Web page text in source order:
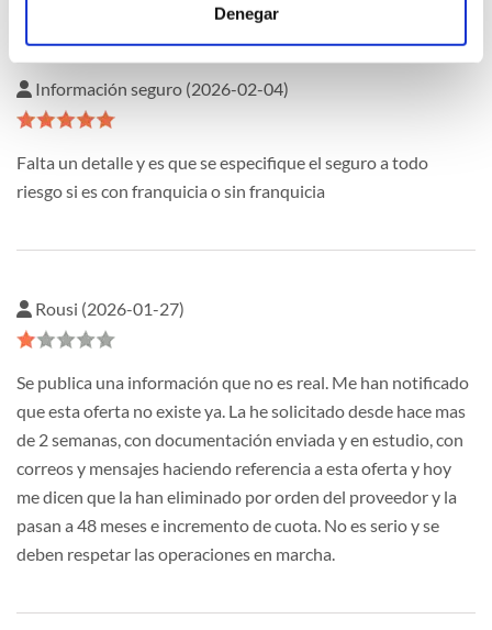
Denegar
Información seguro (2026-02-04)
Falta un detalle y es que se especifique el seguro a todo
riesgo si es con franquicia o sin franquicia
Rousi (2026-01-27)
Se publica una información que no es real. Me han notificado
que esta oferta no existe ya. La he solicitado desde hace mas
de 2 semanas, con documentación enviada y en estudio, con
correos y mensajes haciendo referencia a esta oferta y hoy
me dicen que la han eliminado por orden del proveedor y la
pasan a 48 meses e incremento de cuota. No es serio y se
deben respetar las operaciones en marcha.